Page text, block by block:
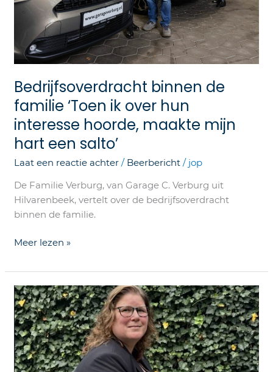
Bedrijfsoverdracht binnen de
familie ‘Toen ik over hun
interesse hoorde, maakte mijn
hart een salto’
Laat een reactie achter / Beerbericht / jop
De Familie Verburg, van Garage C. Verburg uit
Hilvarenbeek, vertelt over de bedrijfsoverdracht
binnen de familie.
een
salto’
Meer lezen »
Maak
kennis
met
Amy
van
den